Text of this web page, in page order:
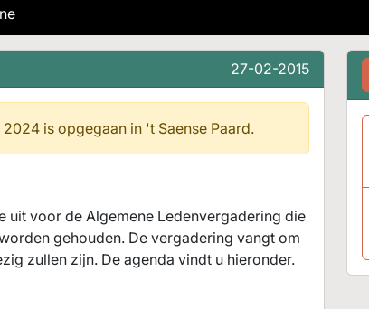
27-02-2015
2024 is opgegaan in 't Saense Paard.
uit voor de Algemene Ledenvergadering die
gehouden. De vergadering vangt om
zullen zijn. De agenda vindt u hieronder.